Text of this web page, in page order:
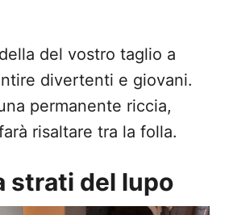
del vostro taglio a
divertenti e giovani.
permanente riccia,
risaltare tra la folla.
strati del lupo